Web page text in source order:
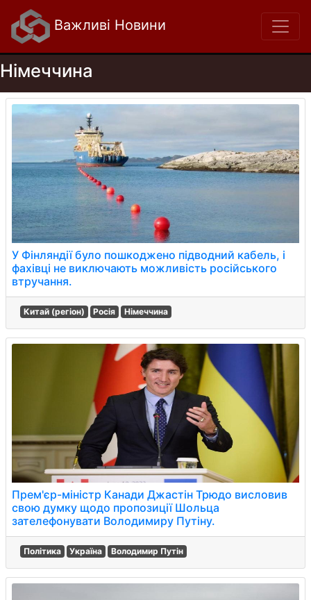
Важливі Новини
Німеччина
У Фінляндії було пошкоджено підводний кабель, і
фахівці не виключають можливість російського
втручання.
Китай (регіон) Росія Німеччина
Прем'єр-міністр Канади Джастін Трюдо висловив
свою думку щодо пропозиції Шольца
зателефонувати Володимиру Путіну.
Політика Україна Володимир Путін